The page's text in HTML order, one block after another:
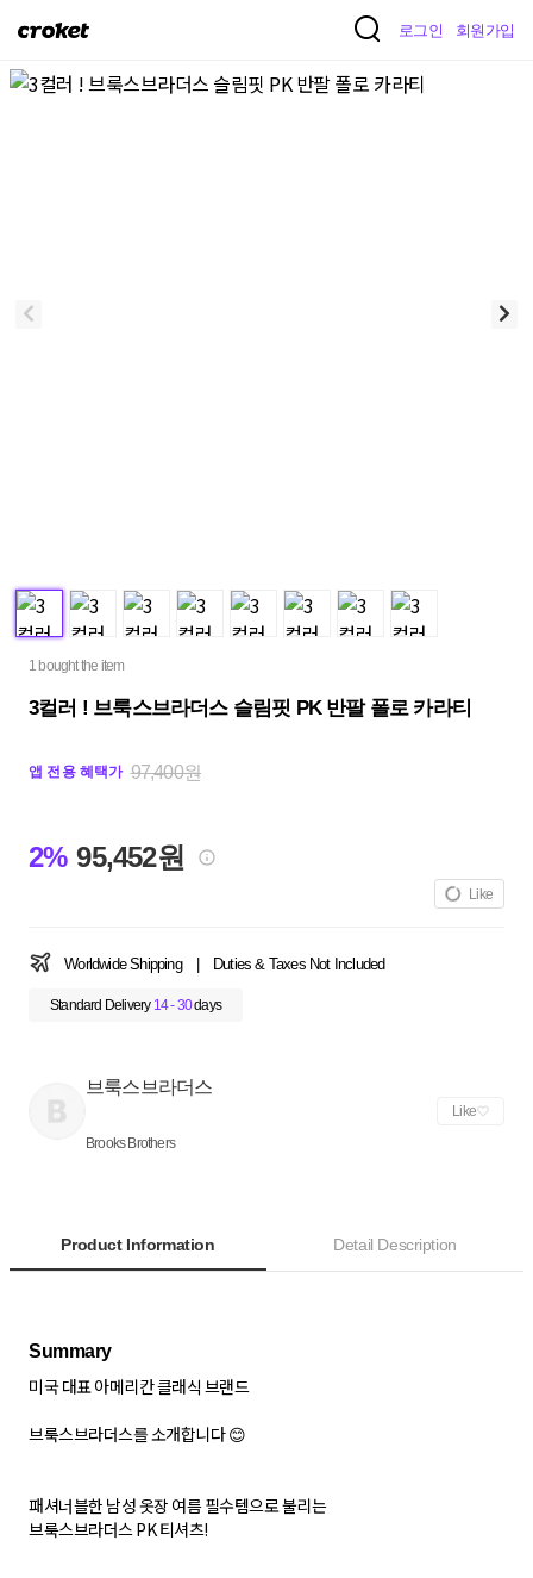
크
켓
로그인 회원가입
1 bought the item
3컬러 ! 브룩스브라더스 슬림핏 PK 반팔 폴로 카라티
앱 전용 혜택가 97,400원
2% 95,452원
Like
Worldwide Shipping Duties & Taxes Not Included
Standard Delivery 14 - 30days
브룩스브라더스
Brooks Brothers
Like
Product Information Detail Description
Summary
미국 대표 아메리칸 클래식 브랜드
브룩스브라더스를 소개합니다 😊
패셔너블한 남성 옷장 여름 필수템으로 불리는
브룩스브라더스 PK 티셔츠!